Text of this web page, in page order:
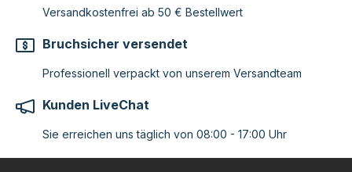
Versandkostenfrei ab 50 € Bestellwert
Bruchsicher versendet
Professionell verpackt von unserem Versandteam
Kunden LiveChat
Sie erreichen uns täglich von 08:00 - 17:00 Uhr